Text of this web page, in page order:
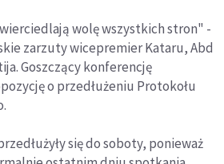
wolę wszystkich stron" -
zarzuty wicepremier Kataru, Abd
Goszczący konferencję
o przedłużeniu Protokołu
się do soboty, ponieważ